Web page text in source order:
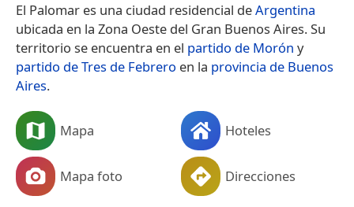
El Palomar es una ciudad residencial deArgentina
ubicada en la Zona Oeste del Gran Buenos Aires. Su
territorio se encuentra en el partido de Morón y
partido de Tres de Febrero en la provincia de Buenos
Aires.
Mapa Hoteles
Mapa foto Direcciones